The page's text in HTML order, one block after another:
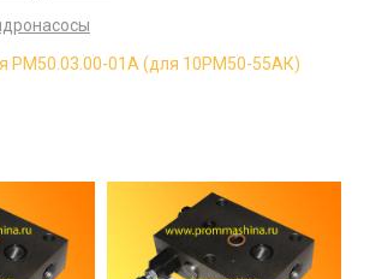
РМ50.03.00-01А (для 10РМ50-55АК)